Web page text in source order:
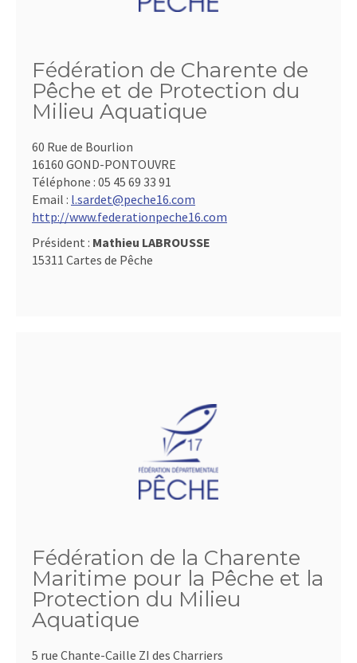
Fédération de Charente de
Pêche et de Protection du
Milieu Aquatique
60 Rue de Bourlion
16160 GOND-PONTOUVRE
Téléphone : 05 45 69 33 91
Email : l.sardet@peche16.com
http://www.federationpeche16.com
Président : Mathieu LABROUSSE
15311 Cartes de Pêche
Fédération de la Charente
Maritime pour la Pêche et la
Protection du Milieu
Aquatique
5 rue Chante-Caille ZI des Charriers